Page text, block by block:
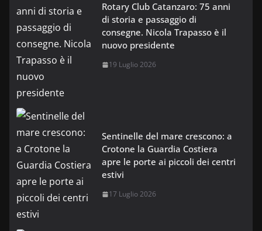
Rotary Club Catanzaro: 75 anni
di storia e passaggio di
consegne. Nicola Trapasso è il
nuovo presidente
19 Luglio 2026
Sentinelle del mare crescono: a
Crotone la Guardia Costiera
apre le porte ai piccoli dei centri
estivi
17 Luglio 2026